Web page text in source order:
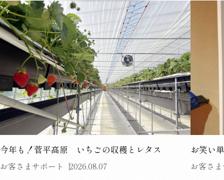
今年も！菅平高原 いちごの収穫とレタス
お客さまサポート 2026.08.07
お笑い
お客さ